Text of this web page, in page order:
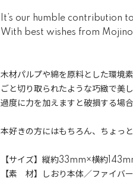
It’s our humble contribution
With best wishes from
木材パルプや綿を原料とした環境
ごと切り取られたような巧緻で美
過度に力を加えますと破損する場
本好きの方にはもちろん、ちょっ
【サイズ】縦約33mm×横約
【素 材】しおり本体／ファイバ